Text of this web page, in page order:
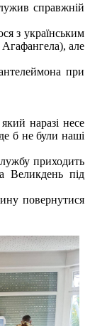
справжній
з українським
але
при
наразі несе
б не були наші
приходить
Великдень під
повернутися